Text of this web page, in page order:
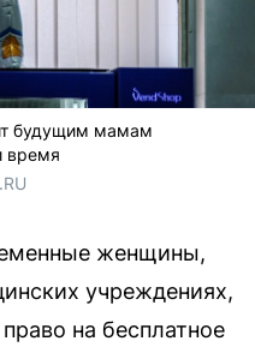
будущим мамам
время
женщины,
учреждениях,
на бесплатное